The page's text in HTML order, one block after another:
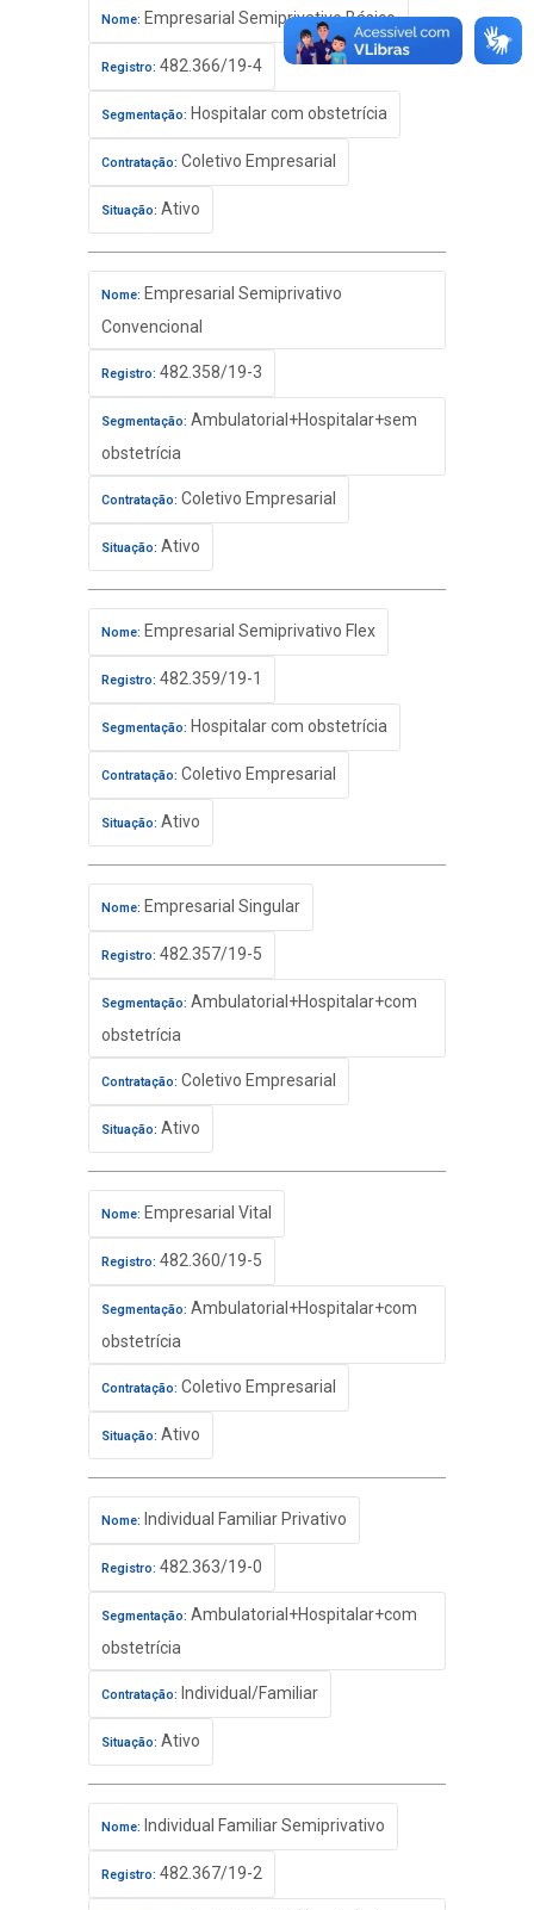
Nome: Empresarial Semiprivativo Básico
Registro: 482.366/19-4
Segmentação: Hospitalar com obstetrícia
Contratação: Coletivo Empresarial
Situação: Ativo
Nome: Empresarial Semiprivativo
Convencional
Registro: 482.358/19-3
Segmentação: Ambulatorial+Hospitalar+sem
obstetrícia
Contratação: Coletivo Empresarial
Situação: Ativo
Nome: Empresarial Semiprivativo Flex
Registro: 482.359/19-1
Segmentação: Hospitalar com obstetrícia
Contratação: Coletivo Empresarial
Situação: Ativo
Nome: Empresarial Singular
Registro: 482.357/19-5
Segmentação: Ambulatorial+Hospitalar+com
obstetrícia
Contratação: Coletivo Empresarial
Situação: Ativo
Nome: Empresarial Vital
Registro: 482.360/19-5
Segmentação: Ambulatorial+Hospitalar+com
obstetrícia
Contratação: Coletivo Empresarial
Situação: Ativo
Nome: Individual Familiar Privativo
Registro: 482.363/19-0
Segmentação: Ambulatorial+Hospitalar+com
obstetrícia
Contratação: Individual/Familiar
Situação: Ativo
Nome: Individual Familiar Semiprivativo
Registro: 482.367/19-2